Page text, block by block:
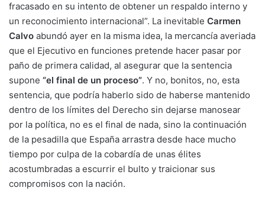
fracasado en su intento de obtener un respaldo interno y
un reconocimiento internacional”. La inevitable Carmen
Calvo abundó ayer en la misma idea, la mercancía averiada
que el Ejecutivo en funciones pretende hacer pasar por
paño de primera calidad, al asegurar que la sentencia
supone “el final de un proceso”. Y no, bonitos, no, esta
sentencia, que podría haberlo sido de haberse mantenido
dentro de los límites del Derecho sin dejarse manosear
por la política, no es el final de nada, sino la continuación
de la pesadilla que España arrastra desde hace mucho
tiempo por culpa de la cobardía de unas élites
acostumbradas a escurrir el bulto y traicionar sus
compromisos con la nación.